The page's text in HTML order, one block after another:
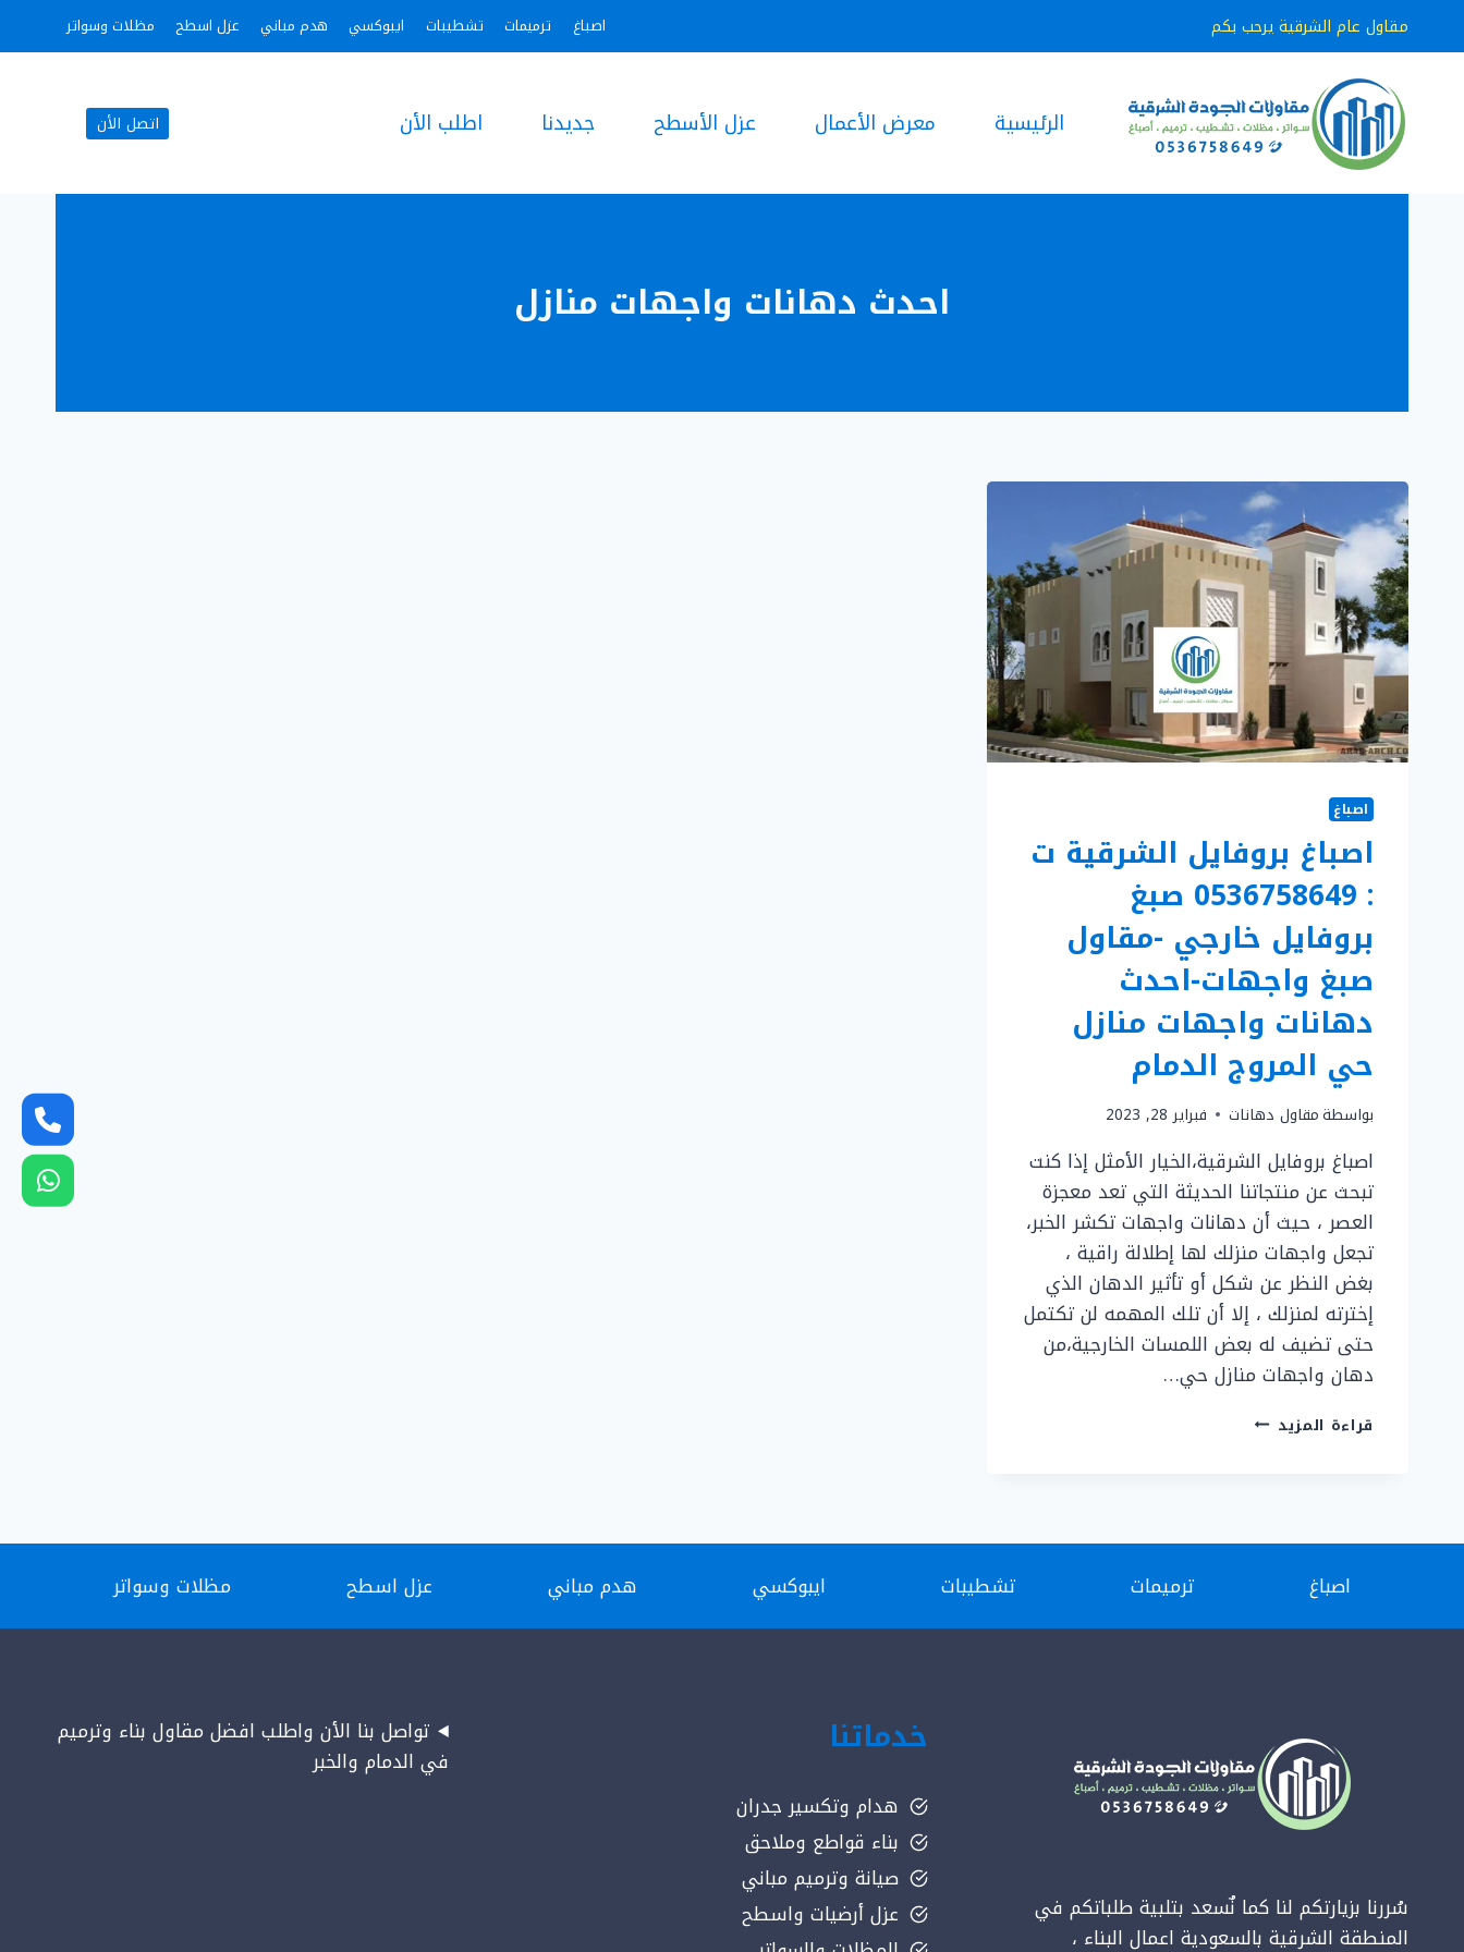
إلى
مقاول عام الشرقية يرحب بكم اصباغ ترميمات تشطيبات ايبوكسي هدم مباني عزل اسطح مظلات وسواتر
الرئيسية معرض الأعمال عزل الأسطح جديدنا اطلب الأن اتصل الأن
احدث دهانات واجهات منازل
اصباغ
اصباغ بروفايل الشرقية ت
: 0536758649 صبغ
بروفايل خارجي -مقاول
صبغ واجهات-احدث
دهانات واجهات منازل
حي المروج الدمام
بواسطةمقاول دهانات فبراير 28, 2023
اصباغ بروفايل الشرقية،الخيار الأمثل إذا كنت
تبحث عن منتجاتنا الحديثة التي تعد معجزة
العصر ، حيث أن دهانات واجهات تكشر الخبر،
تجعل واجهات منزلك لها إطلالة راقية ،
بغض النظر عن شكل أو تأثير الدهان الذي
إخترته لمنزلك ، إلا أن تلك المهمه لن تكتمل
حتى تضيف له بعض اللمسات الخارجية،من
دهان واجهات منازل حي…
قراءة المزيد اصباغ
0536758649
دهانات
واجهات
منازل
حي
اصباغ ترميمات تشطيبات ايبوكسي هدم مباني عزل اسطح مظلات وسواتر
سُررنا بزيارتكم لنا كما نٌسعد بتلبية طلباتكم في
المنطقة الشرقية بالسعودية اعمال البناء ،
خدماتنا
هدام وتكسير جدران
بناء قواطع وملاحق
صيانة وترميم مباني
عزل أرضيات واسطح
تواصل بنا الأن واطلب افضل مقاول بناء وترميم
في الدمام والخبر